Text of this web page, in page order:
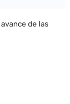
de las